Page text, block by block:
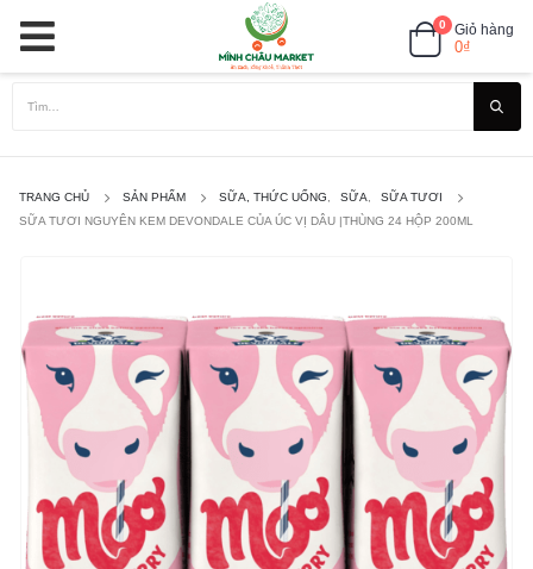
0 Giỏ hàng
0₫
TRANG CHỦ SẢN PHẨM SỮA, THỨC UỐNG SỮA
SỮA TƯƠI
SỮA TƯƠI NGUYÊN KEM DEVONDALE CỦA ÚC VỊ DÂU |THÙNG 24 HỘP 200ML